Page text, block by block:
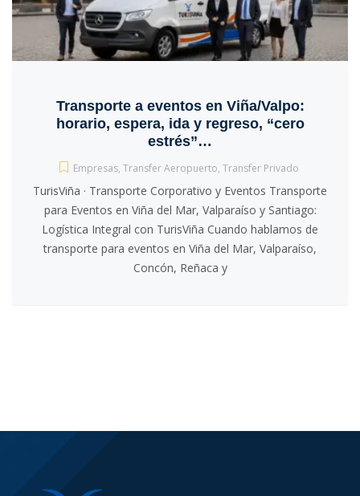
Transporte a eventos en Viña/Valpo:
horario, espera, ida y regreso, “cero
estrés”…
Empresas, Transfer Aeropuerto, Transfer Privado
TurisViña · Transporte Corporativo y Eventos Transporte
para Eventos en Viña del Mar, Valparaíso y Santiago:
Logística Integral con TurisViña Cuando hablamos de
transporte para eventos en Viña del Mar, Valparaíso,
Concón, Reñaca y